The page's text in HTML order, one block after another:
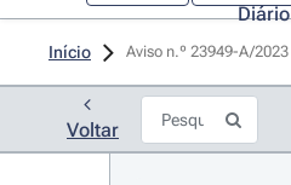
Diário
Início Aviso n.º 23949-A/2023
Voltar